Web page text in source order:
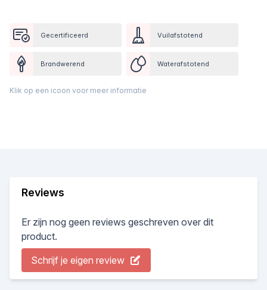
Gecertificeerd Vuilafstotend
Brandwerend Waterafstotend
Klik op een icoon voor meer informatie
Reviews
Er zijn nog geen reviews geschreven over dit
product.
Schrijf je eigen review